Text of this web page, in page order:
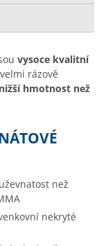
vysoce kvalitní
rázově
hmotnost než
než
nekryté